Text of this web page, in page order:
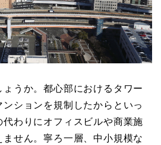
ょうか。都心部におけるタワー
ションを規制したからといっ
わりにオフィスビルや商業施
せん。寧ろ一層、中小規模な